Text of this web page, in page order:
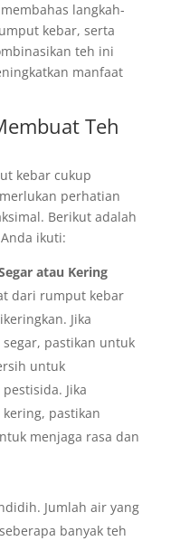
langkah-
kebar, serta
teh ini
manfaat
Teh
kebar cukup
perhatian
Berikut adalah
ikuti:
atau Kering
dari rumput kebar
Jika
pastikan untuk
untuk
Jika
pastikan
menjaga rasa dan
Jumlah air yang
banyak teh